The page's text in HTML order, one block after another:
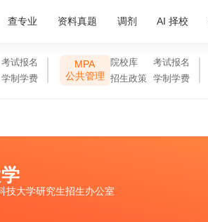
查专业 资料真题 调剂 AI 择校
考试报名
学制学费
MPA
公共管理
院校库
考试报名
招生政策
学制学费
技大学研究生招生办公室